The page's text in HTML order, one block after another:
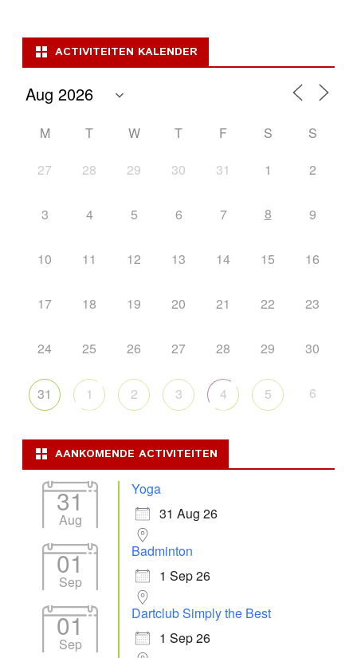
ACTIVITEITEN KALENDER
M T W T F S
S
27
28 29 30 31 1 2
3 4 5 6 7 8 9
10 11 12 13 14 15 16
17 18 19 20 21 22 23
24 25 26 27 28 29 30
31 1 2 3 4 5 6
AANKOMENDE ACTIVITEITEN
31
Aug
Yoga
31 Aug 26
01
Sep
Badminton
1 Sep 26
01
Sep
Dartclub Simply the Best
1 Sep 26